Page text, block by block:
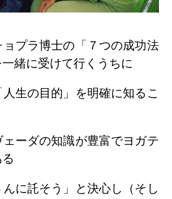
ョプラ博士の「７つの成功法
緒に受けて行くうちに
人生の目的」を明確に知るこ
ーダの知識が豊富でヨガテ
んに託そう」と決心し（そし